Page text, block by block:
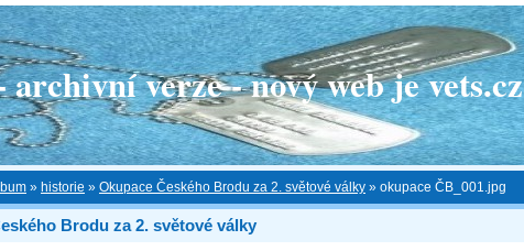
verze - nový web je vets.cz
» historie » Okupace Českého Brodu za 2. světové války » okupace ČB_001.jpg
Brodu za 2. světové války